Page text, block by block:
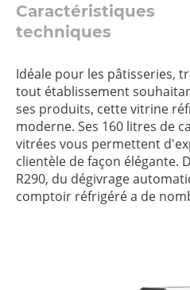
Caractéristiques
techniques
Idéale pour les pâtisseries,
tout établissement
ses produits, cette vitrine
moderne. Ses 160 litres de
vitrées vous permettent
clientèle de façon élégante.
R290, du dégivrage
comptoir réfrigéré a de